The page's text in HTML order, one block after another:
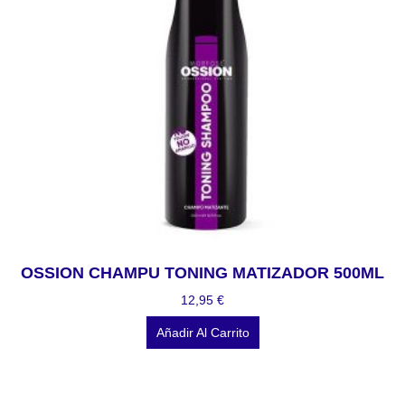
OSSION CHAMPU TONING MATIZADOR 500ML
12,95 €
Añadir Al Carrito